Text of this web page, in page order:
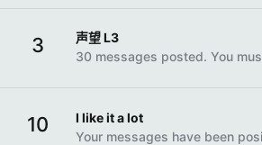
3
声望 L3
30 messages posted. You
10
I like it a lot
Your messages have been